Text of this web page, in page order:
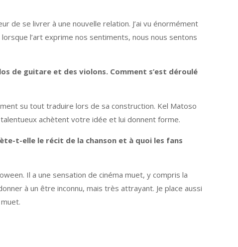
de se livrer à une nouvelle relation. J’ai vu énormément
l’art exprime nos sentiments, nous nous sentons
de guitare et des violons. Comment s’est déroulé
su tout traduire lors de sa construction. Kel Matoso
achètent votre idée et lui donnent forme.
t-elle le récit de la chanson et à quoi les fans
Il a une sensation de cinéma muet, y compris la
à un être inconnu, mais très attrayant. Je place aussi